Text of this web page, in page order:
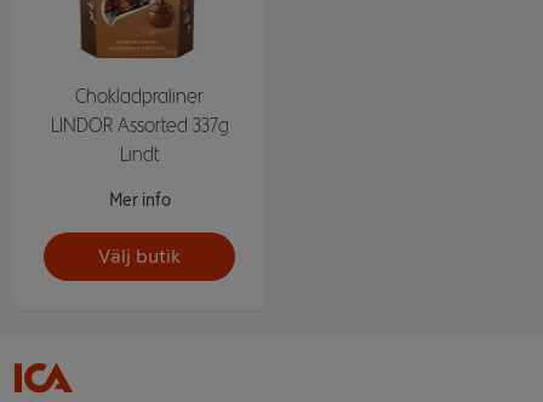
Chokladpraliner
LINDOR Assorted 337g
Lindt
Mer info
Välj butik